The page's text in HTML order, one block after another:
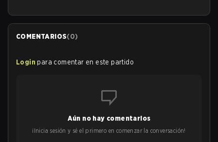
COMENTARIOS(0)
Login para comentar en este partido
Aún no hay comentarios
¡Inicia sesión y sé el primero en comenzar la conversación!